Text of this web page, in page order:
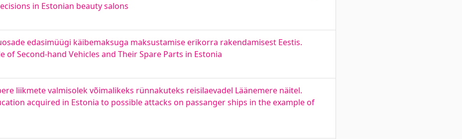
in Estonian beauty salons
edasimüügi käibemaksuga maksustamise erikorra rakendamisest Eestis.
of Second-hand Vehicles and Their Spare Parts in Estonia
liikmete valmisolek võimalikeks rünnakuteks reisilaevadel Läänemere näitel.
acquired in Estonia to possible attacks on passanger ships in the example of